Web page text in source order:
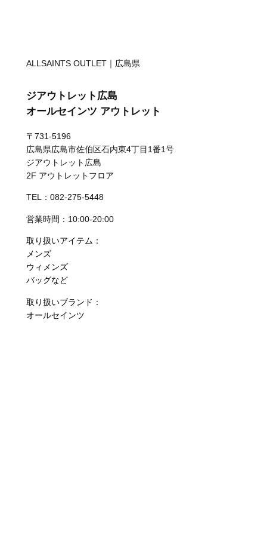
ALLSAINTS OUTLET｜広島県
ジアウトレット広島
オールセインツ アウトレット
〒731-5196
広島県広島市佐伯区石内東4丁目1番1号
ジアウトレット広島
2F アウトレットフロア
TEL：082-275-5448
営業時間：10:00-20:00
取り扱いアイテム：
メンズ
ウィメンズ
バッグなど
取り扱いブランド：
オールセインツ